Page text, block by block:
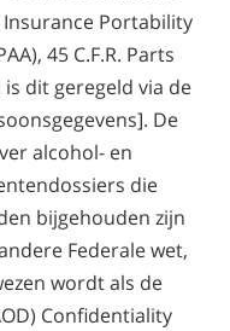
Turks
Alle regio’s/talen
Portability
45 C.F.R. Parts
dit geregeld via de
De
alcohol- en
die
bijgehouden zijn
Federale wet,
wordt als de
Confidentiality